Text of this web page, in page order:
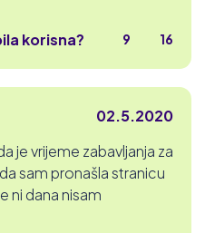
korisna?
9 16
02.5.2020
je vrijeme zabavljanja za
sam pronašla stranicu
ni dana nisam